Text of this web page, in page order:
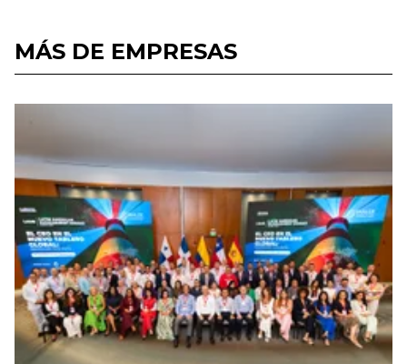
MÁS DE EMPRESAS